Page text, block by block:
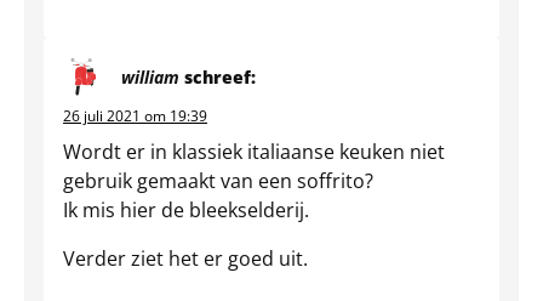
william schreef:
26 juli 2021 om 19:39
Wordt er in klassiek italiaanse keuken niet
gebruik gemaakt van een soffrito?
Ik mis hier de bleekselderij.
Verder ziet het er goed uit.